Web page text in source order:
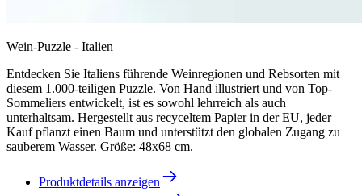
Wein-Puzzle - Italien
Entdecken Sie Italiens führende Weinregionen und Rebsorten mit
diesem 1.000-teiligen Puzzle. Von Hand illustriert und von Top-
Sommeliers entwickelt, ist es sowohl lehrreich als auch
unterhaltsam. Hergestellt aus recyceltem Papier in der EU, jeder
Kauf pflanzt einen Baum und unterstützt den globalen Zugang zu
sauberem Wasser. Größe: 48x68 cm.
Produktdetails anzeigen